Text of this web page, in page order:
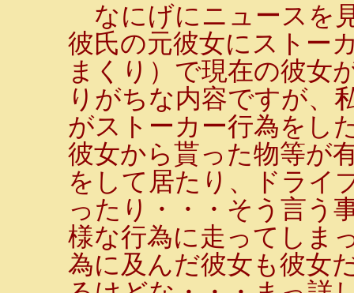
なにげにニュースを
彼氏の元彼女にストー
まくり）で現在の彼女
りがちな内容ですが、
がストーカー行為をし
彼女から貰った物等が
をして居たり、ドライ
ったり・・・そう言う
様な行為に走ってしま
為に及んだ彼女も彼女